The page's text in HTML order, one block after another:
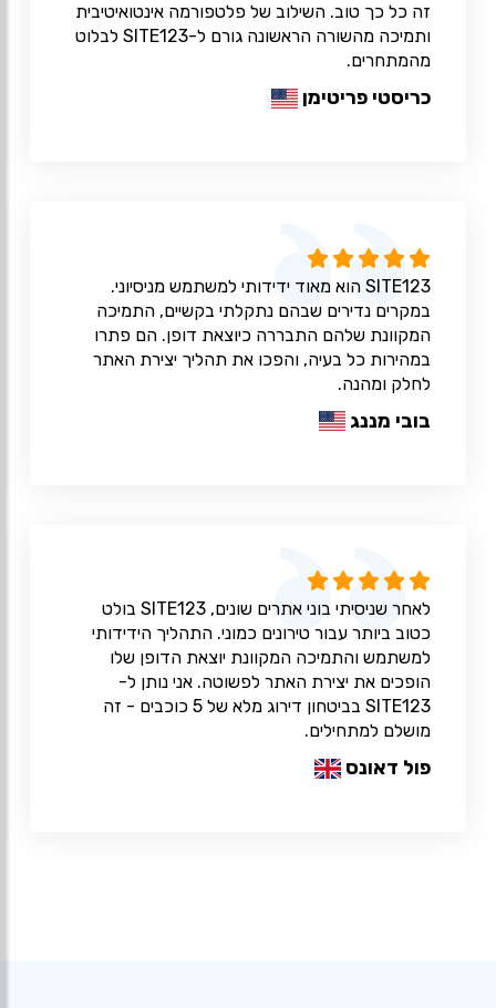
זה כל כך טוב. השילוב של פלטפורמה אינטואיטיבית
ותמיכה מהשורה הראשונה גורם ל-SITE123 לבלוט
מהמתחרים.
כריסטי פריטימן
SITE123 הוא מאוד ידידותי למשתמש מניסיוני.
במקרים נדירים שבהם נתקלתי בקשיים, התמיכה
המקוונת שלהם התבררה כיוצאת דופן. הם פתרו
במהירות כל בעיה, והפכו את תהליך יצירת האתר
לחלק ומהנה.
בובי מננג
לאחר שניסיתי בוני אתרים שונים, SITE123 בולט
כטוב ביותר עבור טירונים כמוני. התהליך הידידותי
למשתמש והתמיכה המקוונת יוצאת הדופן שלו
הופכים את יצירת האתר לפשוטה. אני נותן ל-
SITE123 בביטחון דירוג מלא של 5 כוכבים - זה
מושלם למתחילים.
פול דאונס